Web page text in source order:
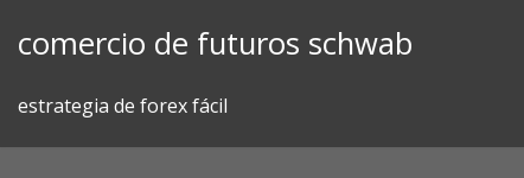
comercio de futuros schwab
estrategia de forex fácil